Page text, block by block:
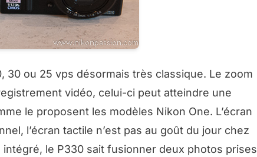
30 ou 25 vps désormais très classique. Le zoom
vidéo, celui-ci peut atteindre une
le proposent les modèles Nikon One. L’écran
l’écran tactile n’est pas au goût du jour chez
le P330 sait fusionner deux photos prises